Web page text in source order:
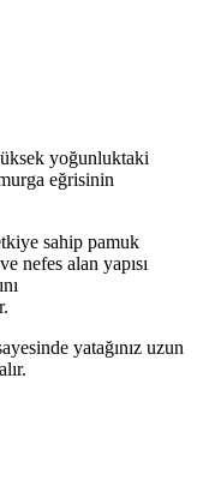
yoğunluktaki
eğrisinin
sahip pamuk
nefes alan yapısı
yatağınız uzun